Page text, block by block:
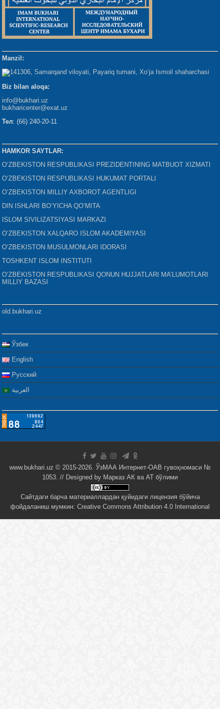
Manzil:
141306, Samarqand viloyati, Payariq tumani, Xo‘ja Ismoil shaharchasi
Biz bilan aloqa:
info@bukhari.uz
bukharicenter@exat.uz
Тел: (66) 240-20-11
HAMKOR SAYTLAR:
O‘ZBEKISTON RESPUBLIKASI PREZIDENTINING MATBUOT XIZMATI
O‘ZBEKISTON RESPUBLIKASI HUKUMAT PORTALI
O‘ZBEKISTON MILLIY AXBOROT AGENTLIGI
DIN ISHLARI BO‘YICHA QO‘MITA
ISLOM SIVILIZATSIYASI MARKAZI
O‘ZBEKISTON XALQARO ISLOM AKADEMIYASI
O‘ZBEKISTON MUSULMONLARI IDORASI
TOSHKENT ISLOM INSTITUTI
O‘ZBEKISTON RESPUBLIKASI QONUN HUJJATLARI MA’LUMOTLARI
MILLIY BAZASI
old.bukhari.uz
Ўзбек
English
Русский
العربية
www.bukhari.uz © 2015-2026. ЎзМАА Интернет-ОАВ гувоҳномаси №
1053. // Designed by Марказ АК ва АТ бўлими
Сайтдаги барча материаллардан қуйидаги лицензия бўйича
фойдаланиш мумкин: Creative Commons Attribution 4.0 International